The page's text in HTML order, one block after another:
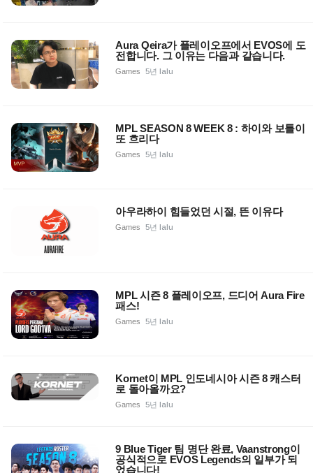
Aura Qeira가 플레이오프에서 EVOS에 도
전합니다. 그 이유는 다음과 같습니다.
Games 5년 lalu
MPL SEASON 8 WEEK 8 : 하이와 보틀이
또 흐리다
Games 5년 lalu
아우라하이 힘들었던 시절, 뜬 이유다
Games 5년 lalu
MPL 시즌 8 플레이오프, 드디어 Aura Fire
패스!
Games 5년 lalu
Kornet이 MPL 인도네시아 시즌 8 캐스터
로 돌아올까요?
Games 5년 lalu
9 Blue Tiger 팀 명단 완료, Vaanstrong이
공식적으로 EVOS Legends의 일부가 되
었습니다!